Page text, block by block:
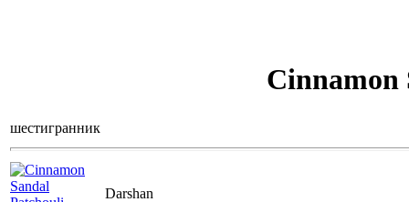
Cinnamon
шестигранник
Darshan